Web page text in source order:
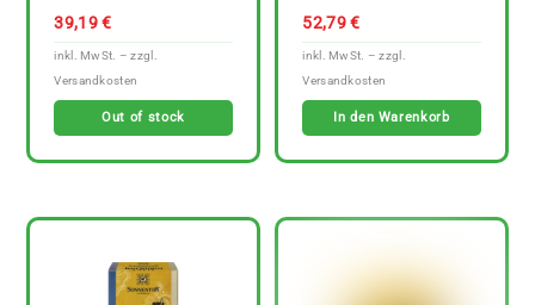
39,19€
Out of stock
52,79€
In den Warenkorb